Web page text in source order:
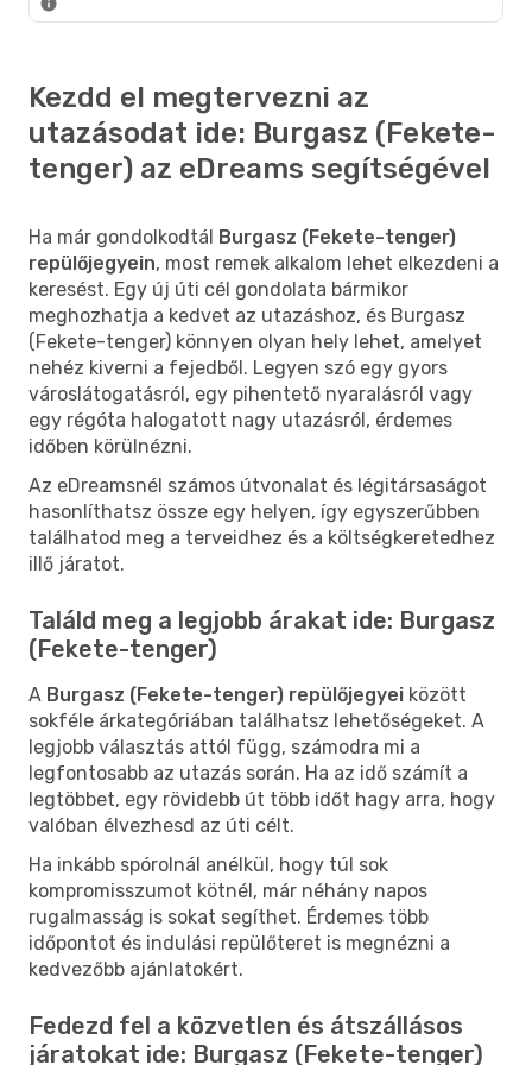
Kezdd el megtervezni az
utazásodat ide: Burgasz (Fekete-
tenger) az eDreams segítségével
Ha már gondolkodtál Burgasz (Fekete-tenger)
repülőjegyein, most remek alkalom lehet elkezdeni a
keresést. Egy új úti cél gondolata bármikor
meghozhatja a kedvet az utazáshoz, és Burgasz
(Fekete-tenger) könnyen olyan hely lehet, amelyet
nehéz kiverni a fejedből. Legyen szó egy gyors
városlátogatásról, egy pihentető nyaralásról vagy
egy régóta halogatott nagy utazásról, érdemes
időben körülnézni.
Az eDreamsnél számos útvonalat és légitársaságot
hasonlíthatsz össze egy helyen, így egyszerűbben
találhatod meg a terveidhez és a költségkeretedhez
illő járatot.
Találd meg a legjobb árakat ide: Burgasz
(Fekete-tenger)
A Burgasz (Fekete-tenger) repülőjegyei között
sokféle árkategóriában találhatsz lehetőségeket. A
legjobb választás attól függ, számodra mi a
legfontosabb az utazás során. Ha az idő számít a
legtöbbet, egy rövidebb út több időt hagy arra, hogy
valóban élvezhesd az úti célt.
Ha inkább spórolnál anélkül, hogy túl sok
kompromisszumot kötnél, már néhány napos
rugalmasság is sokat segíthet. Érdemes több
időpontot és indulási repülőteret is megnézni a
kedvezőbb ajánlatokért.
Fedezd fel a közvetlen és átszállásos
járatokat ide: Burgasz (Fekete-tenger)